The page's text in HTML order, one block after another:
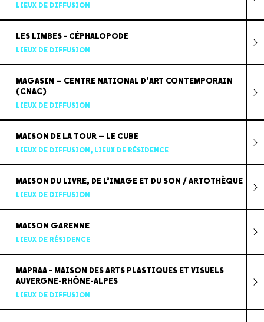
LIEUX DE DIFFUSION
LES LIMBES - CÉPHALOPODE
LIEUX DE DIFFUSION
MAGASIN – CENTRE NATIONAL D’ART CONTEMPORAIN
(CNAC)
LIEUX DE DIFFUSION
MAISON DE LA TOUR – LE CUBE
LIEUX DE DIFFUSION, LIEUX DE RÉSIDENCE
MAISON DU LIVRE, DE L’IMAGE ET DU SON / ARTOTHÈQUE
LIEUX DE DIFFUSION
MAISON GARENNE
LIEUX DE RÉSIDENCE
MAPRAA - MAISON DES ARTS PLASTIQUES ET VISUELS
AUVERGNE-RHÔNE-ALPES
LIEUX DE DIFFUSION